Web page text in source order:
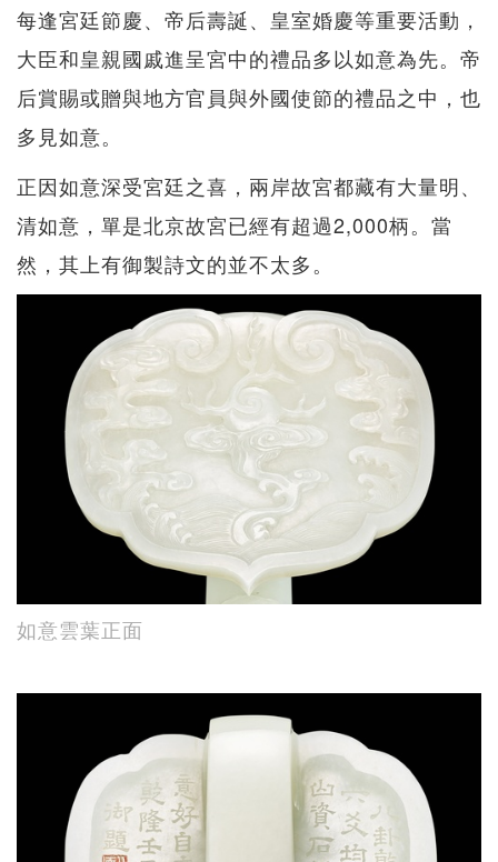
每逢宮廷節慶、帝后壽誕、皇室婚慶等重要活動，
大臣和皇親國戚進呈宮中的禮品多以如意為先。帝
后賞賜或贈與地方官員與外國使節的禮品之中，也
多見如意。
正因如意深受宮廷之喜，兩岸故宮都藏有大量明、
清如意，單是北京故宮已經有超過2,000柄。當
然，其上有御製詩文的並不太多。
如意雲葉正面